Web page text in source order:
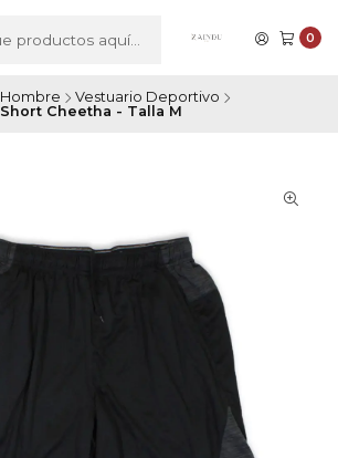
0
Hombre
Vestuario Deportivo
Short Cheetha - Talla M